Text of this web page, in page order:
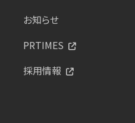
お知らせ
PRTIMES
採用情報